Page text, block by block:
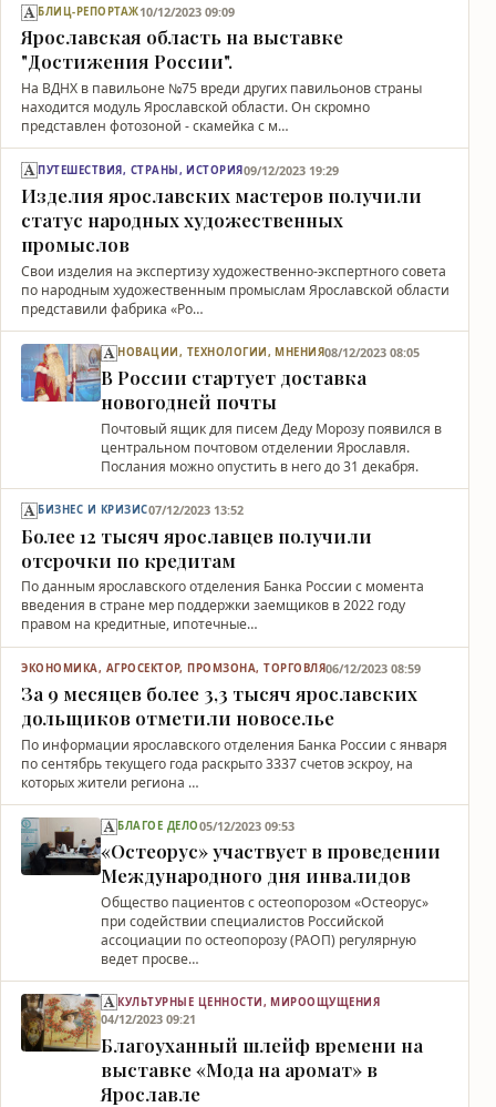
БЛИЦ-РЕПОРТАЖ10/12/2023 09:09
Ярославская область на выставке
"Достижения России".
На ВДНХ в павильоне №75 вреди других павильонов страны
находится модуль Ярославской области. Он скромно
представлен фотозоной - скамейка с м…
ПУТЕШЕСТВИЯ, СТРАНЫ, ИСТОРИЯ09/12/2023 19:29
Изделия ярославских мастеров получили
статус народных художественных
промыслов
Свои изделия на экспертизу художественно-экспертного совета
по народным художественным промыслам Ярославской области
представили фабрика «Ро…
НОВАЦИИ, ТЕХНОЛОГИИ, МНЕНИЯ08/12/2023 08:05
В России стартует доставка
новогодней почты
Почтовый ящик для писем Деду Морозу появился в
центральном почтовом отделении Ярославля.
Послания можно опустить в него до 31 декабря.
БИЗНЕС И КРИЗИС07/12/2023 13:52
Более 12 тысяч ярославцев получили
отсрочки по кредитам
По данным ярославского отделения Банка России с момента
введения в стране мер поддержки заемщиков в 2022 году
правом на кредитные, ипотечные…
ЭКОНОМИКА, АГРОСЕКТОР, ПРОМЗОНА, ТОРГОВЛЯ06/12/2023 08:59
За 9 месяцев более 3,3 тысяч ярославских
дольщиков отметили новоселье
По информации ярославского отделения Банка России с января
по сентябрь текущего года раскрыто 3337 счетов эскроу, на
которых жители региона …
БЛАГОЕ ДЕЛО05/12/2023 09:53
«Остеорус» участвует в проведении
Международного дня инвалидов
Общество пациентов с остеопорозом «Остеорус»
при содействии специалистов Российской
ассоциации по остеопорозу (РАОП) регулярную
ведет просве…
КУЛЬТУРНЫЕ ЦЕННОСТИ, МИРООЩУЩЕНИЯ
04/12/2023 09:21
Благоуханный шлейф времени на
выставке «Мода на аромат» в
Ярославле